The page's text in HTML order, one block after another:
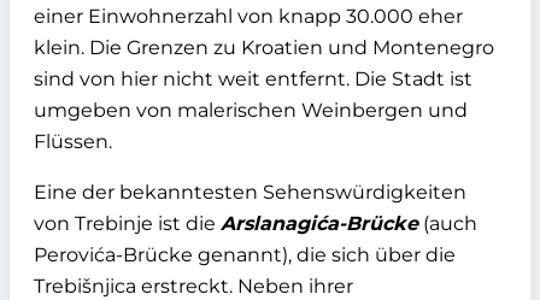
einer Einwohnerzahl von knapp 30.000 eher
klein. Die Grenzen zu Kroatien und Montenegro
sind von hier nicht weit entfernt. Die Stadt ist
umgeben von malerischen Weinbergen und
Flüssen.
Eine der bekanntesten Sehenswürdigkeiten
von Trebinje ist die Arslanagića-Brücke(auch
Perovića-Brücke genannt), die sich über die
Trebišnjica erstreckt. Neben ihrer